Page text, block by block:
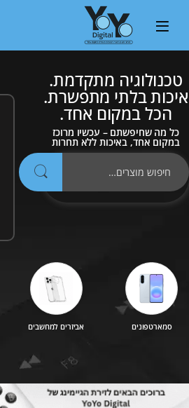
טכנולוגיה מתקדמת.
איכות בלתי מתפשרת.
הכל במקום אחד.
כל מה שחיפשתם – עכשיו מרוכז
במקום אחד, באיכות ללא תחרות
סמארטפונים אביזרים למחשבים